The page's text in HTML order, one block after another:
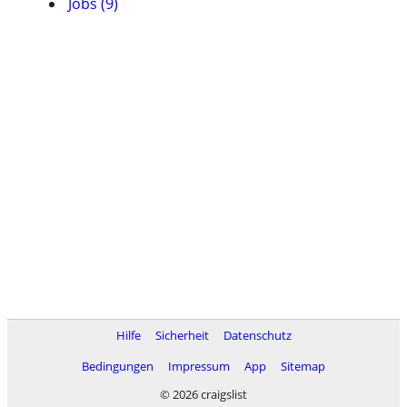
Hilfe Sicherheit
Datenschutz
Bedingungen
Impressum App
Sitemap
© 2026 craigslist